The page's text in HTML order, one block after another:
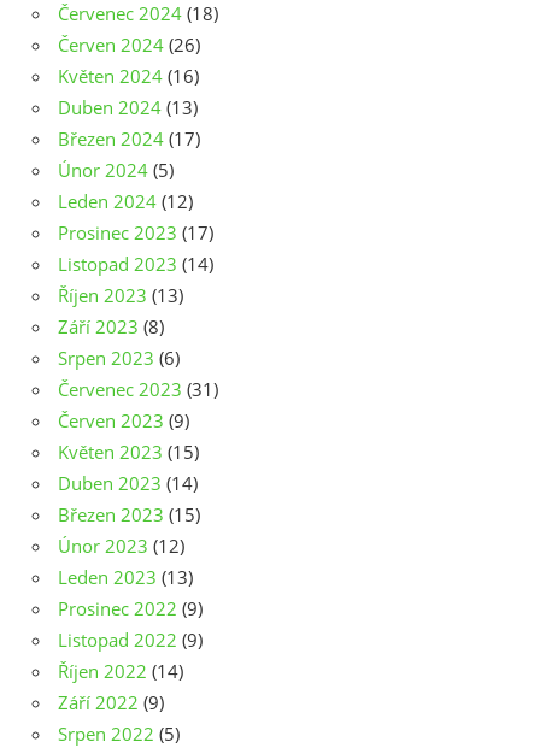
Červenec 2024 (18)
Červen 2024 (26)
Květen 2024 (16)
Duben 2024 (13)
Březen 2024 (17)
Únor 2024 (5)
Leden 2024 (12)
Prosinec 2023 (17)
Listopad 2023 (14)
Říjen 2023 (13)
Září 2023 (8)
Srpen 2023 (6)
Červenec 2023 (31)
Červen 2023 (9)
Květen 2023 (15)
Duben 2023 (14)
Březen 2023 (15)
Únor 2023 (12)
Leden 2023 (13)
Prosinec 2022 (9)
Listopad 2022 (9)
Říjen 2022 (14)
Září 2022 (9)
Srpen 2022 (5)